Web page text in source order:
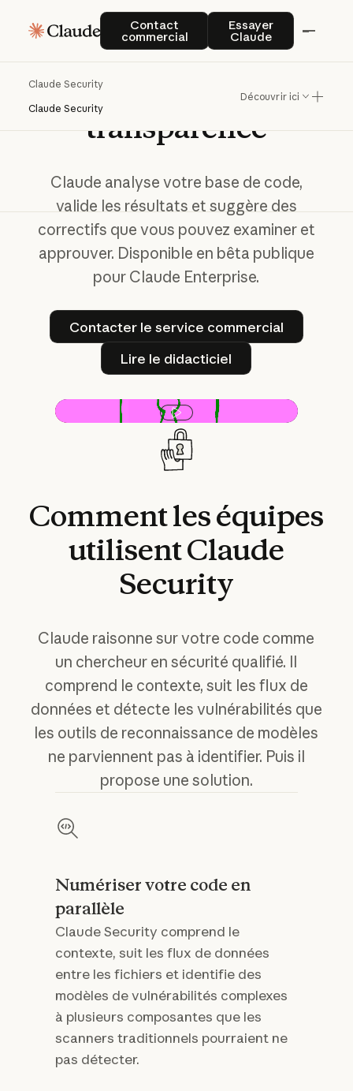
Contact
commercial
Contact commercial
Essayer
Claude
Essayer Claude
Claude Security
Claude Security
Découvrir ici
Claude Security
Del'analyseàla
correction,
toute
transparence
Claude analyse votre base de code,
valide les résultats et suggère des
correctifs que vous pouvez examiner et
approuver. Disponible en bêta publique
pour Claude Enterprise.
Contacter le service commercial
Contacter le service
Lire le didacticiel
Lire le didacticiel
Lire la vidéo
Commentleséquipes
utilisentClaude
Security
Claude raisonne sur votre code comme
un chercheur en sécurité qualifié. Il
comprend le contexte, suit les flux de
données et détecte les vulnérabilités que
les outils de reconnaissance de modèles
ne parviennent pas à identifier. Puis il
propose une solution.
Numériser votre code en
parallèle
Claude Security comprend le
contexte, suit les flux de données
entre les fichiers et identifie des
modèles de vulnérabilités complexes
à plusieurs composantes que les
scanners traditionnels pourraient ne
pas détecter.